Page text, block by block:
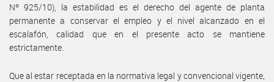
Nº 925/10), la estabilidad es el derecho del agente de planta
permanente a conservar el empleo y el nivel alcanzado en el
escalafón, calidad que en el presente acto se mantiene
estrictamente.
Que al estar receptada en la normativa legal y convencional vigente,